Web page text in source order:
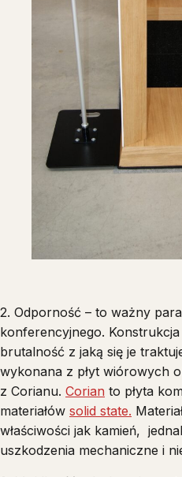
2. Odporność – to ważny
konferencyjnego.
brutalność z jaką się je
wykonana z płyt wiórowych
z Corianu. Corian to płyta
materiałów solid state.
właściwości jak kamień,
uszkodzenia mechaniczne i